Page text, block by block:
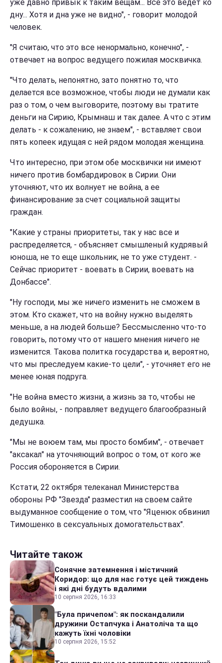
уже давно привык к таким вещам... Все это ведет ко
дну... Хотя и дна уже не видно", - говорит молодой
человек.
"Я считаю, что это все ненормально, конечно", -
отвечает на вопрос ведущего пожилая москвичка.
"Что делать, непонятно, зато понятно то, что
делается все возможное, чтобы люди не думали как
раз о том, о чем выговорите, поэтому вы тратите
деньги на Сирию, Крымнаш и так далее. А что с этим
делать - к сожалению, не знаем", - вставляет свои
пять копеек идущая с ней рядом молодая женщина.
Что интересно, при этом обе москвички ни имеют
ничего против бомбардировок в Сирии. Они
уточняют, что их волнует не война, а ее
финансирование за счет социальной защиты
граждан.
"Какие у страны приоритеты, так у нас все и
распределяется, - объясняет смышленый кудрявый
юноша, не то еще школьник, не то уже студент. -
Сейчас приоритет - воевать в Сирии, воевать на
Донбассе".
"Ну господи, мы же ничего изменить не сможем в
этом. Кто скажет, что на войну нужно выделять
меньше, а на людей больше? Бессмысленно что-то
говорить, потому что от нашего мнения ничего не
изменится. Такова политка государства и, вероятно,
что мы преследуем какие-то цели", - уточняет его не
менее юная подруга.
"Не война вместо жизни, а жизнь за то, чтобы не
было войны, - поправляет ведущего благообразный
дедушка.
"Мы не воюем там, мы просто бомбим", - отвечает
"аксакал" на уточняющий вопрос о том, от кого же
Россия обороняется в Сирии.
Кстати, 22 октября телеканал Министерства
обороны РФ "Звезда" разместил на своем сайте
выдуманное сообщение о том, что "Яценюк обвинил
Тимошенко в сексуальных домогательствах".
Читайте також
Сонячне затемнення і містичний
Коридор: що для нас готує цей тиждень
і які дні будуть вдалими
10 серпня 2026, 16:33
"Була причепом": як поскандалили
дружини Остапчука і Анатоліча та що
кажуть їхні чоловіки
10 серпня 2026, 15:52